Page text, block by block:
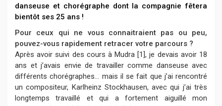
danseuse et chorégraphe dont la compagnie fêtera
bientôt ses 25 ans !
Pour ceux qui ne vous connaitraient pas ou peu,
pouvez-vous rapidement retracer votre parcours ?
Après avoir suivi des cours à Mudra [1], je devais avoir 18
ans et j’avais envie de travailler comme danseuse avec
différents chorégraphes... mais il se fait que j’ai rencontré
un compositeur, Karlheinz Stockhausen, avec qui j’ai très
longtemps travaillé et qui a fortement aiguillé mon